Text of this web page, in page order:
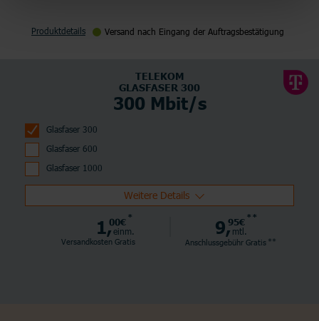
Produktdetails Versand nach Eingang der Auftragsbestätigung
TELEKOM
GLASFASER 300
300 Mbit/s
Glasfaser 300
Glasfaser 600
Glasfaser 1000
Weitere Details
1,00€ *
einm.
Versandkosten Gratis
9,95€ **
mtl.
Anschlussgebühr Gratis **